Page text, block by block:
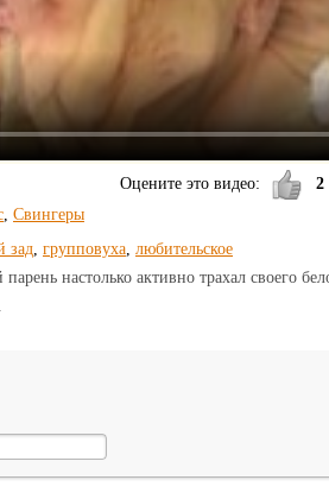
Оцените это видео:
2
, Свингеры
зад, групповуха, любительское
настолько активно трахал своего